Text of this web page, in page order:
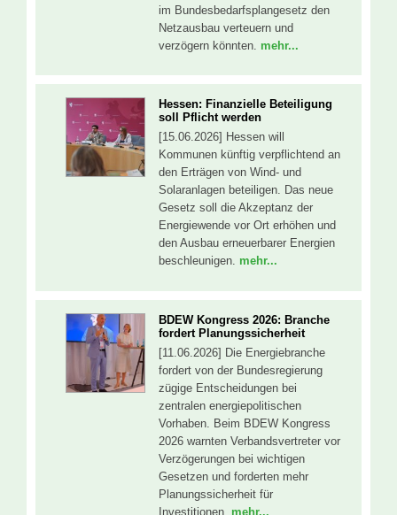
im Bundesbedarfsplangesetz den
Netzausbau verteuern und
verzögern könnten. mehr...
Hessen: Finanzielle Beteiligung
soll Pflicht werden
[15.06.2026] Hessen will
Kommunen künftig verpflichtend an
den Erträgen von Wind- und
Solaranlagen beteiligen. Das neue
Gesetz soll die Akzeptanz der
Energiewende vor Ort erhöhen und
den Ausbau erneuerbarer Energien
beschleunigen. mehr...
BDEW Kongress 2026: Branche
fordert Planungssicherheit
[11.06.2026] Die Energiebranche
fordert von der Bundesregierung
zügige Entscheidungen bei
zentralen energiepolitischen
Vorhaben. Beim BDEW Kongress
2026 warnten Verbandsvertreter vor
Verzögerungen bei wichtigen
Gesetzen und forderten mehr
Planungssicherheit für
Investitionen. mehr...